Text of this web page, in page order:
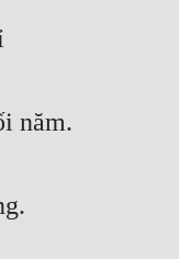
năm.